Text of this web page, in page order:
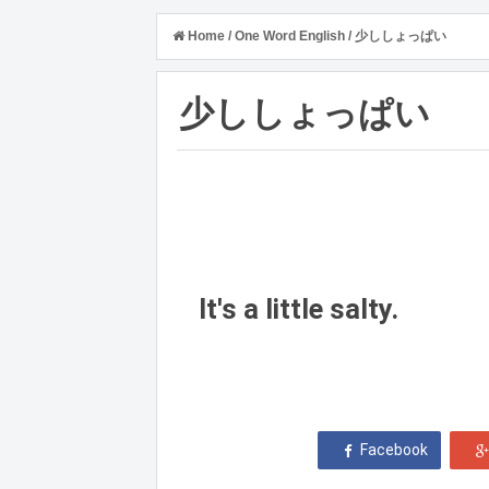
Home / One Word English / 少ししょっぱい
少ししょっぱい
It's a little salty.
Facebook